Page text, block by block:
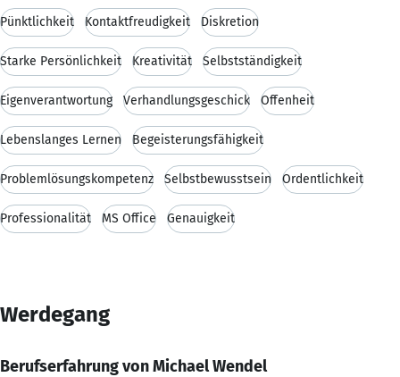
Pünktlichkeit Kontaktfreudigkeit Diskretion
Starke Persönlichkeit Kreativität Selbstständigkeit
Eigenverantwortung Verhandlungsgeschick Offenheit
Lebenslanges Lernen Begeisterungsfähigkeit
Problemlösungskompetenz Selbstbewusstsein Ordentlichkeit
Professionalität MS Office Genauigkeit
Werdegang
Berufserfahrung von Michael Wendel